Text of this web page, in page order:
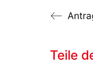
Teile